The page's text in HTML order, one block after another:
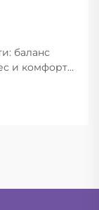
баланс
и комфорт